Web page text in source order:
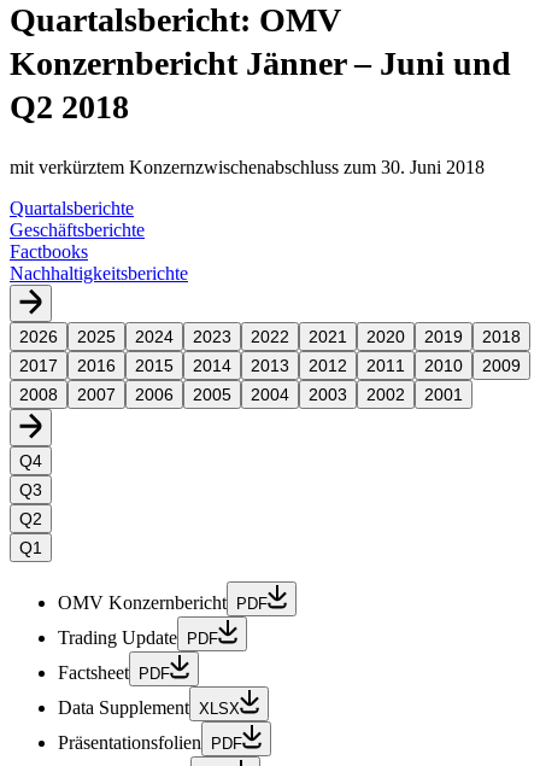
Quartalsbericht: OMV
Konzernbericht Jänner – Juni und
Q2 2018
mit verkürztem Konzernzwischenabschluss zum 30. Juni 2018
Quartalsberichte
Geschäftsberichte
Factbooks
Nachhaltigkeitsberichte
2026 2025 2024 2023 2022 2021 2020 2019
2018
2017
2016 2015 2014 2013 2012 2011 2010
2009
2008
2007 2006 2005 2004 2003 2002 2001
Q4
Q3
Q2
Q1
OMV Konzernbericht PDF
Trading Update PDF
Factsheet PDF
Data Supplement XLSX
Präsentationsfolien PDF